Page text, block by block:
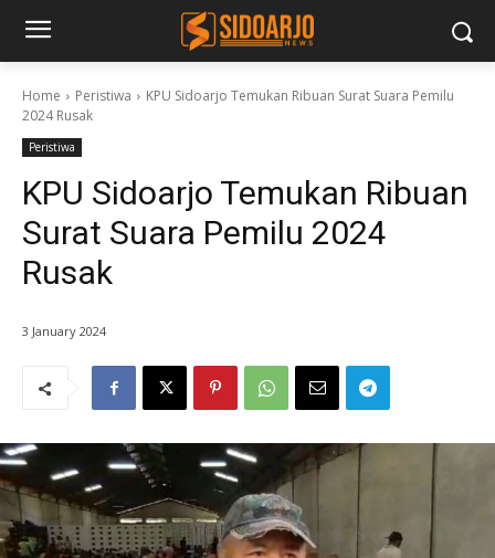
Home Peristiwa
KPU Sidoarjo Temukan Ribuan Surat Suara Pemilu
2024 Rusak
Peristiwa
KPU Sidoarjo Temukan Ribuan
Surat Suara Pemilu 2024
Rusak
3 January 2024